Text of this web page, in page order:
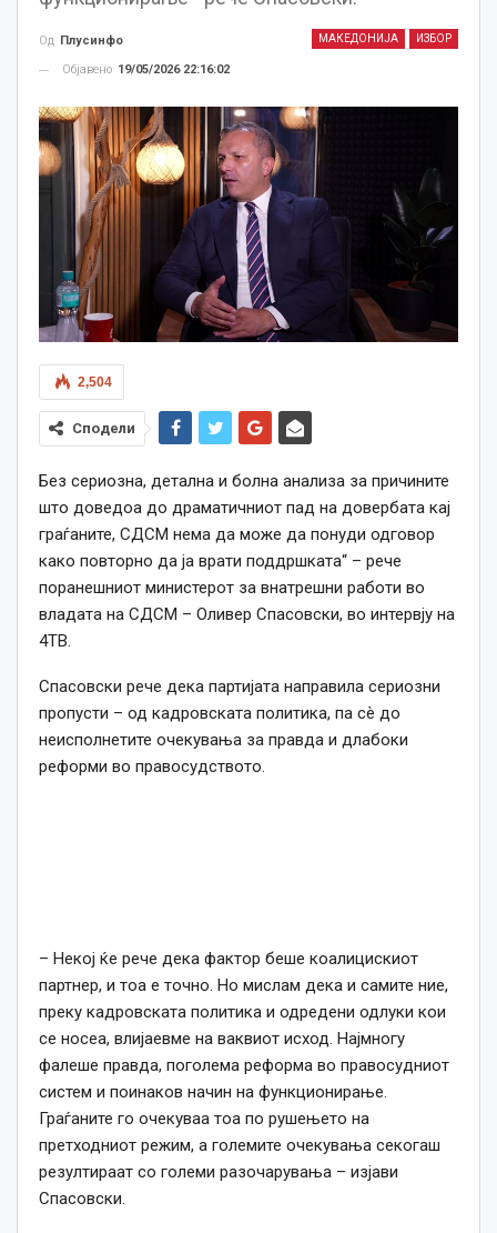
МАКЕДОНИЈА ИЗБОР
Од Плусинфо
Објавено 19/05/2026 22:16:02
2,504
Сподели
Без сериозна, детална и болна анализа за причините
што доведоа до драматичниот пад на довербата кај
граѓаните, СДСМ нема да може да понуди одговор
како повторно да ја врати поддршката“ – рече
поранешниот министерот за внатрешни работи во
владата на СДСМ – Оливер Спасовски, во интервју на
4ТВ.
Спасовски рече дека партијата направила сериозни
пропусти – од кадровската политика, па сè до
неисполнетите очекувања за правда и длабоки
реформи во правосудството.
– Некој ќе рече дека фактор беше коалицискиот
партнер, и тоа е точно. Но мислам дека и самите ние,
преку кадровската политика и одредени одлуки кои
се носеа, влијаевме на ваквиот исход. Најмногу
фалеше правда, поголема реформа во правосудниот
систем и поинаков начин на функционирање.
Граѓаните го очекуваа тоа по рушењето на
претходниот режим, а големите очекувања секогаш
резултираат со големи разочарувања – изјави
Спасовски.